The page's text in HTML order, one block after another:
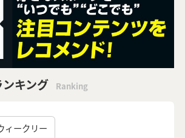
キング Ranking
ィークリー